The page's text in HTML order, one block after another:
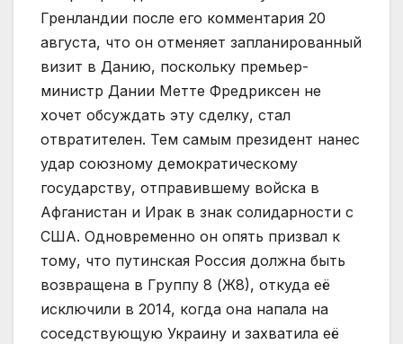
Гренландии после его комментария 20
августа, что он отменяет запланированный
визит в Данию, поскольку премьер-
министр Дании Метте Фредриксен не
хочет обсуждать эту сделку, стал
отвратителен. Тем самым президент нанес
удар союзному демократическому
государству, отправившему войска в
Афганистан и Ирак в знак солидарности с
США. Одновременно он опять призвал к
тому, что путинская Россия должна быть
возвращена в Группу 8 (Ж8), откуда её
исключили в 2014, когда она напала на
соседствующую Украину и захватила её